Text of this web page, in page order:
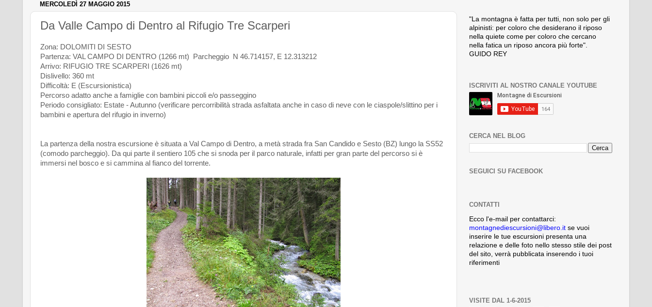
MERCOLEDÌ 27 MAGGIO 2015
Da Valle Campo di Dentro al Rifugio Tre Scarperi
Zona: DOLOMITI DI SESTO
Partenza: VAL CAMPO DI DENTRO (1266 mt) Parcheggio N 46.714157, E 12.313212
Arrivo: RIFUGIO TRE SCARPERI (1626 mt)
Dislivello: 360 mt
Difficoltà: E (Escursionistica)
Percorso adatto anche a famiglie con bambini piccoli e/o passeggino
Periodo consigliato: Estate - Autunno (verificare percorribilità strada asfaltata anche in caso di neve con le ciaspole/slittino per i
bambini e apertura del rifugio in inverno)
La partenza della nostra escursione è situata a Val Campo di Dentro, a metà strada fra San Candido e Sesto (BZ) lungo la SS52
(comodo parcheggio). Da qui parte il sentiero 105 che si snoda per il parco naturale, infatti per gran parte del percorso si è
immersi nel bosco e si cammina al fianco del torrente.
"La montagna è fatta per tutti, non solo per gli
alpinisti: per coloro che desiderano il riposo
nella quiete come per coloro che cercano
nella fatica un riposo ancora più forte".
GUIDO REY
ISCRIVITI AL NOSTRO CANALE YOUTUBE
CERCA NEL BLOG
SEGUICI SU FACEBOOK
CONTATTI
Ecco l'e-mail per contattarci:
montagnediescursioni@libero.it se vuoi
inserire le tue escursioni presenta una
relazione e delle foto nello stesso stile dei post
del sito, verrà pubblicata inserendo i tuoi
riferimenti
VISITE DAL 1-6-2015